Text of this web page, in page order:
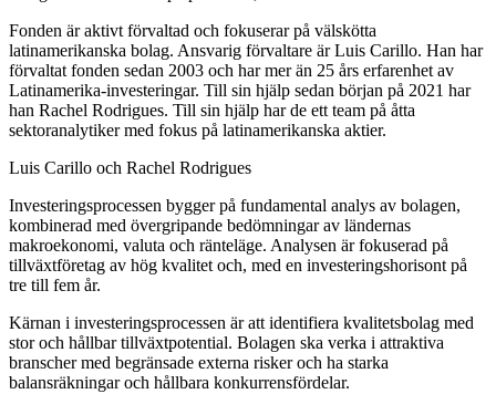
Fonden är aktivt förvaltad och fokuserar på välskötta
latinamerikanska bolag. Ansvarig förvaltare är Luis Carillo. Han har
förvaltat fonden sedan 2003 och har mer än 25 års erfarenhet av
Latinamerika-investeringar. Till sin hjälp sedan början på 2021 har
han Rachel Rodrigues. Till sin hjälp har de ett team på åtta
sektoranalytiker med fokus på latinamerikanska aktier.
Luis Carillo och Rachel Rodrigues
Investeringsprocessen bygger på fundamental analys av bolagen,
kombinerad med övergripande bedömningar av ländernas
makroekonomi, valuta och ränteläge. Analysen är fokuserad på
tillväxtföretag av hög kvalitet och, med en investeringshorisont på
tre till fem år.
Kärnan i investeringsprocessen är att identifiera kvalitetsbolag med
stor och hållbar tillväxtpotential. Bolagen ska verka i attraktiva
branscher med begränsade externa risker och ha starka
balansräkningar och hållbara konkurrensfördelar.